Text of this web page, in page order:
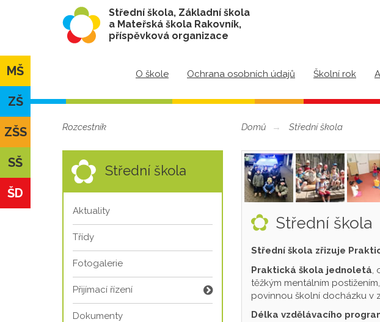
Střední škola, Základní škola
a Mateřská škola Rakovník,
příspěvková organizace
O škole Ochrana osobních údajů Školní rok
MŠ
ZŠ
ZŠS
SŠ
ŠD
Rozcestník
Střední škola
Aktuality
Třídy
Fotogalerie
Přijímací řízení
Dokumenty
Domů Střední škola
Střední škola
Střední škola zřizuje
Praktická škola jednoletá,
těžkým mentálním
povinnou školní docházku v
Délka vzdělávacího